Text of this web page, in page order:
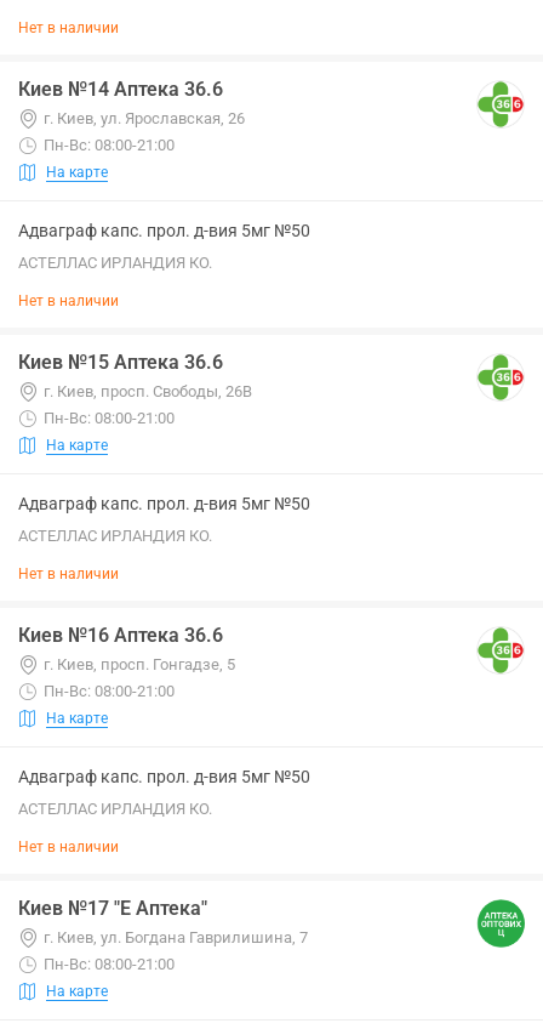
Нет в наличии
Киев №14 Аптека 36.6
г. Киев, ул. Ярославская, 26
Пн-Вс: 08:00-21:00
На карте
Адваграф капс. прол. д-вия 5мг №50
АСТЕЛЛАС ИРЛАНДИЯ КО.
Нет в наличии
Киев №15 Аптека 36.6
г. Киев, просп. Свободы, 26В
Пн-Вс: 08:00-21:00
На карте
Адваграф капс. прол. д-вия 5мг №50
АСТЕЛЛАС ИРЛАНДИЯ КО.
Нет в наличии
Киев №16 Аптека 36.6
г. Киев, просп. Гонгадзе, 5
Пн-Вс: 08:00-21:00
На карте
Адваграф капс. прол. д-вия 5мг №50
АСТЕЛЛАС ИРЛАНДИЯ КО.
Нет в наличии
Киев №17 "Е Аптека"
г. Киев, ул. Богдана Гаврилишина, 7
Пн-Вс: 08:00-21:00
На карте